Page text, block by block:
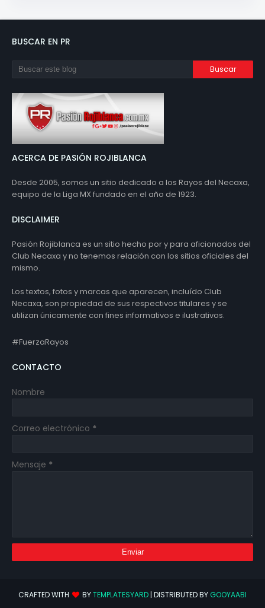
BUSCAR EN PR
ACERCA DE PASIÓN ROJIBLANCA
Desde 2005, somos un sitio dedicado a los Rayos del Necaxa,
equipo de la Liga MX fundado en el año de 1923.
DISCLAIMER
Pasión Rojiblanca es un sitio hecho por y para aficionados del
Club Necaxa y no tenemos relación con los sitios oficiales del
mismo.
Los textos, fotos y marcas que aparecen, incluído Club
Necaxa, son propiedad de sus respectivos titulares y se
utilizan únicamente con fines informativos e ilustrativos.
#FuerzaRayos
CONTACTO
Nombre
Correo electrónico *
Mensaje *
CRAFTED WITH BYTEMPLATESYARD | DISTRIBUTED BY GOOYAABI